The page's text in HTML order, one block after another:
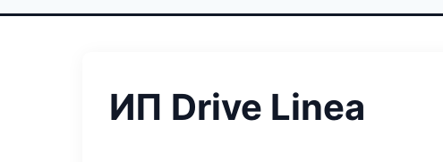
ИП Drive Linea